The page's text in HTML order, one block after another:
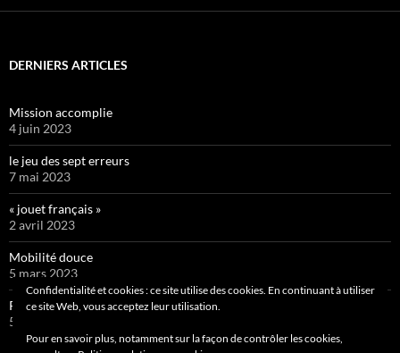
DERNIERS ARTICLES
Mission accomplie
4 juin 2023
le jeu des sept erreurs
7 mai 2023
« jouet français »
2 avril 2023
Mobilité douce
5 mars 2023
Pipelette 9
5 février 2023
Confidentialité et cookies : ce site utilise des cookies. En continuant à utiliser
ce site Web, vous acceptez leur utilisation.
Pour en savoir plus, notamment sur la façon de contrôler les cookies,